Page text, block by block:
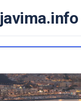
javima.info